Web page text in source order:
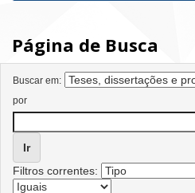
Página de Busca
Buscar em:
por
Filtros correntes: